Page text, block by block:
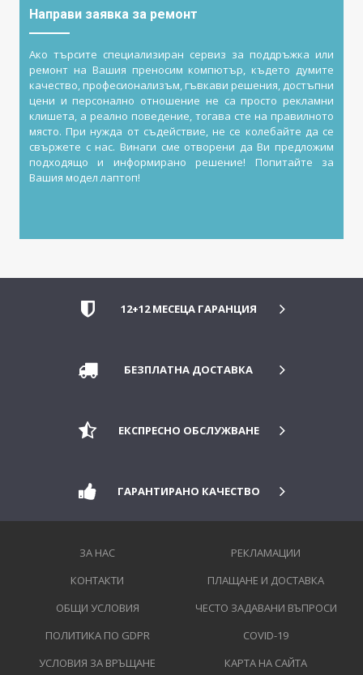
Направи заявка за ремонт
Ако търсите специализиран сервиз за поддръжка или
ремонт на Вашия преносим компютър, където думите
качество, професионализъм, гъвкави решения, достъпни
цени и персонално отношение не са просто рекламни
клишета, а реално поведение, тогава сте на правилното
място. При нужда от съдействие, не се колебайте да се
свържете с нас. Винаги сме отворени да Ви предложим
подходящо и информирано решение! Попитайте за
Вашия модел лаптоп!
12+12 МЕСЕЦА ГАРАНЦИЯ
БЕЗПЛАТНА ДОСТАВКА
ЕКСПРЕСНО ОБСЛУЖВАНЕ
ГАРАНТИРАНО КАЧЕСТВО
ЗА НАС
КОНТАКТИ
ОБЩИ УСЛОВИЯ
ПОЛИТИКА ПО GDPR
УСЛОВИЯ ЗА ВРЪЩАНЕ
РЕКЛАМАЦИИ
ПЛАЩАНЕ И ДОСТАВКА
ЧЕСТО ЗАДАВАНИ ВЪПРОСИ
COVID-19
КАРТА НА САЙТА